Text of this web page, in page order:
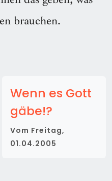
brauchen.
Wenn es Gott
gäbe!?
Vom Freitag,
01.04.2005